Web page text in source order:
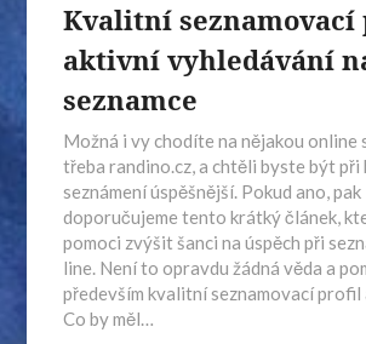
Kvalitní
aktivní vyhledávání
seznamce
Možná i vy chodíte na nějakou online
třeba randino.cz, a chtěli byste být při
seznámení úspěšnější. Pokud ano, pak
doporučujeme tento krátký článek,
pomoci zvýšit šanci na úspěch při
line. Není to opravdu žádná věda a
především kvalitní seznamovací profil
Co by měl…